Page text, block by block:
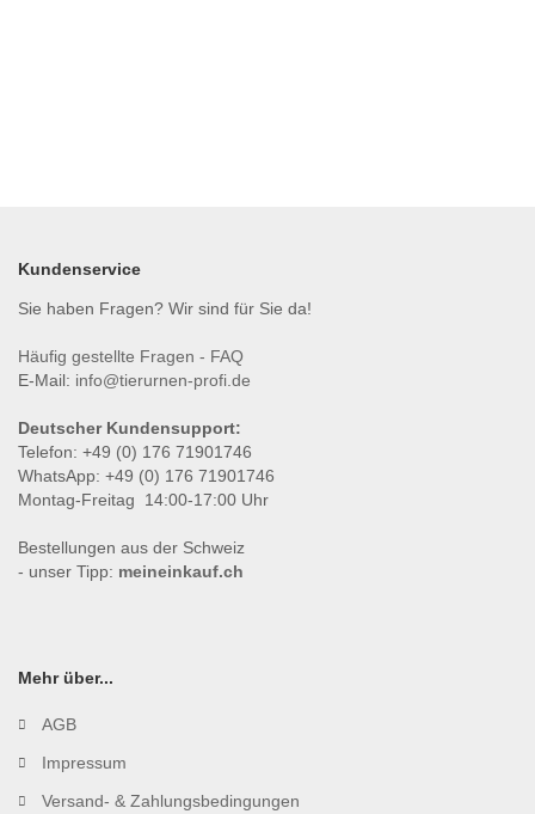
Kundenservice
Sie haben Fragen? Wir sind für Sie da!
Häufig gestellte Fragen - FAQ
E-Mail: info@tierurnen-profi.de
Deutscher Kundensupport:
Telefon: +49 (0) 176 71901746
WhatsApp: +49 (0) 176 71901746
Montag-Freitag 14:00-17:00 Uhr
Bestellungen aus der Schweiz
- unser Tipp: meineinkauf.ch
Mehr über...
AGB
Impressum
Versand- & Zahlungsbedingungen